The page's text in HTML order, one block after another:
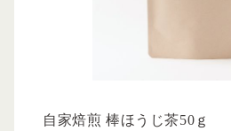
自家焙煎 棒ほうじ茶50ｇ